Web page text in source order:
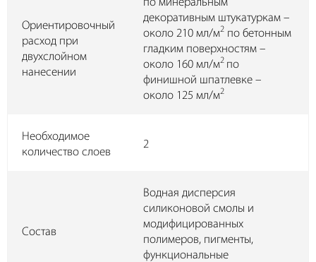
Ориентировочный
расход при
двухслойном
нанесении
декоративным штукатуркам –
около 210 мл/м2 по бетонным
гладким поверхностям –
около 160 мл/м2 по
финишной шпатлевке –
около 125 мл/м2
Необходимое
количество слоев
2
Состав
Водная дисперсия
силиконовой смолы и
модифицированных
полимеров, пигменты,
функциональные